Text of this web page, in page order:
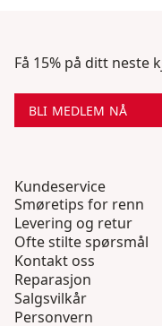
Få 15% på ditt neste
BLI MEDLEM NÅ
Kundeservice
Smøretips for renn
Levering og retur
Ofte stilte spørsmål
Kontakt oss
Reparasjon
Salgsvilkår
Personvern